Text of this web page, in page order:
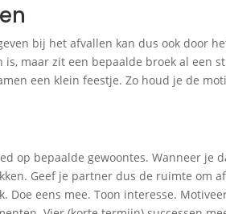
bij het afvallen kan dus ook door
maar zit een bepaalde broek al een
een klein feestje. Zo houd je de
op bepaalde gewoontes. Wanneer je
Geef je partner dus de ruimte om
Doe eens mee. Toon interesse.